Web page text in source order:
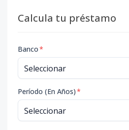
Calcula tu préstamo
Banco*
Período (En Años)*